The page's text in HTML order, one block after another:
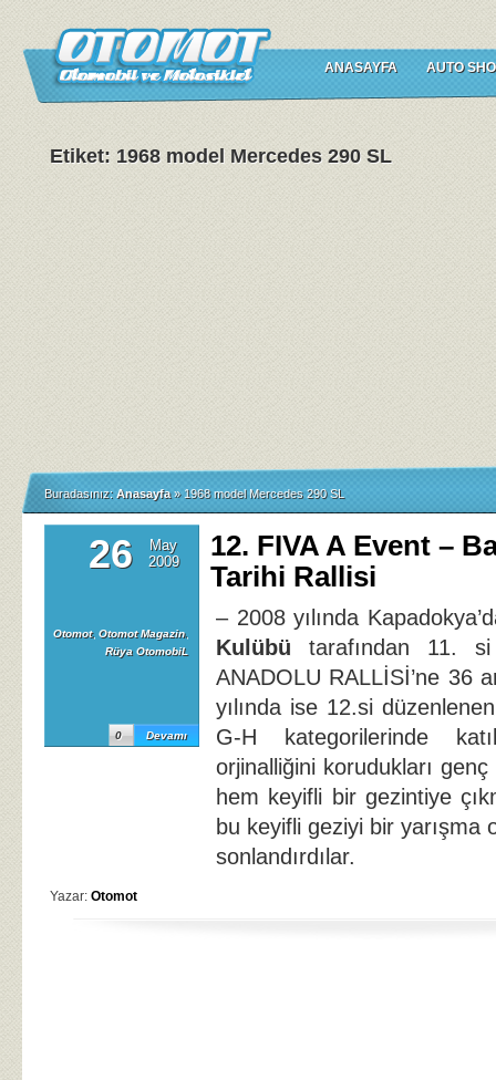
ANASAYFA AUTO
Etiket: 1968 model Mercedes 290 SL
Buradasınız: Anasayfa » 1968 model Mercedes 290 SL
26
May
2009
Otomot, Otomot Magazin,
Rüya OtomobiL
Devamı
0
12. FIVA A Event –
Tarihi Rallisi
– 2008 yılında
Kulübü tarafından 11.
ANADOLU RALLİSİ’ne 36
yılında ise 12.si
G-H kategorilerinde
orjinalliğini korudukları genç
hem keyifli bir gezintiye
bu keyifli geziyi bir yarışma
sonlandırdılar.
Yazar: Otomot